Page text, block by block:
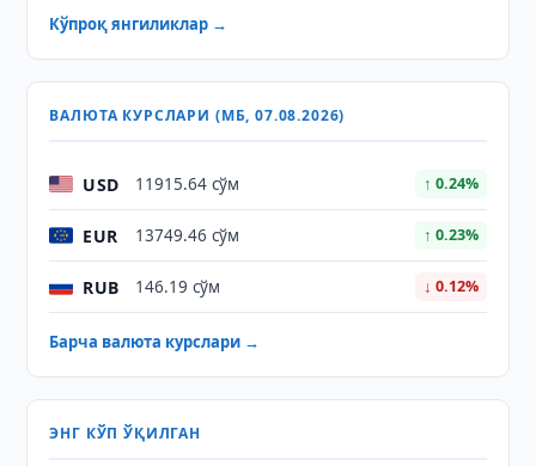
Кўпроқ янгиликлар →
ВАЛЮТА КУРСЛАРИ (МБ, 07.08.2026)
USD 11915.64 сўм ↑ 0.24%
EUR 13749.46 сўм ↑ 0.23%
RUB 146.19 сўм ↓ 0.12%
Барча валюта курслари →
ЭНГ КЎП ЎҚИЛГАН